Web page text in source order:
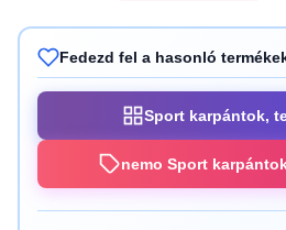
Fedezd fel a hasonló
Sport karpántok,
nemo Sport